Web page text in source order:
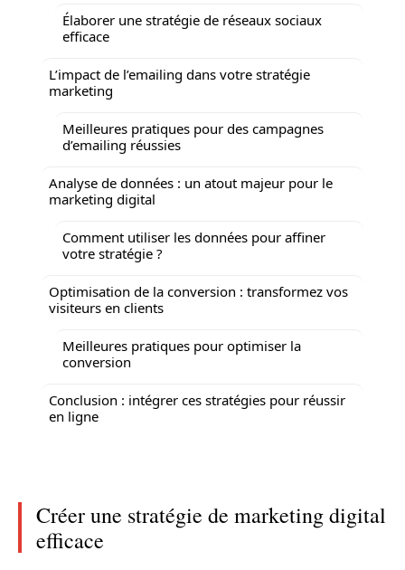
Élaborer une stratégie de réseaux sociaux
efficace
L’impact de l’emailing dans votre stratégie
marketing
Meilleures pratiques pour des campagnes
d’emailing réussies
Analyse de données : un atout majeur pour le
marketing digital
Comment utiliser les données pour affiner
votre stratégie ?
Optimisation de la conversion : transformez vos
visiteurs en clients
Meilleures pratiques pour optimiser la
conversion
Conclusion : intégrer ces stratégies pour réussir
en ligne
Créer une stratégie de marketing digital
efficace